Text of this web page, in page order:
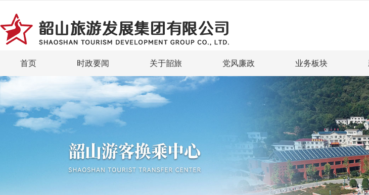
首页 时政要闻 关于韶旅 党风廉政 业务板块